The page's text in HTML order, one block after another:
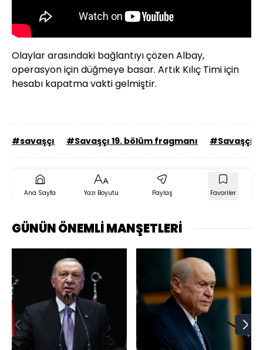
Olaylar arasındaki bağlantıyı çözen Albay,
operasyon için düğmeye basar. Artık Kılıç Timi için
hesabı kapatma vakti gelmiştir.
#savaşçı #Savaşçı 19. bölüm fragmanı #Savaşçı
Ana Sayfa Yazı Boyutu Paylaş Favoriler
GÜNÜN ÖNEMLİ MANŞETLERİ